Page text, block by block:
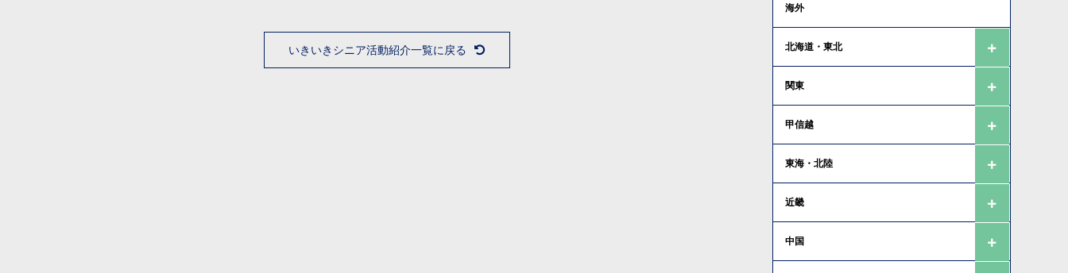
いきいきシニア活動紹介一覧に戻る
海外
北海道・東北
関東
甲信越
東海・北陸
近畿
中国